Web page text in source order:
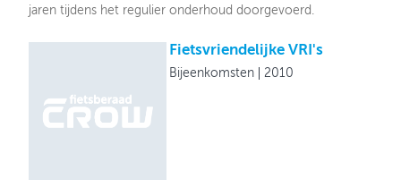
jaren tijdens het regulier onderhoud doorgevoerd.
Fietsvriendelijke VRI's
Bijeenkomsten 2010